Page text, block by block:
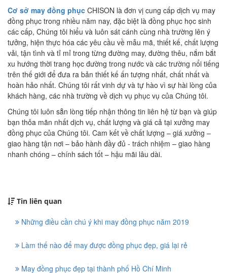
Cơ sở may đồng phục CHISON là đơn vị cung cấp dịch vụ may
đồng phục trong nhiều năm nay, đặc biệt là đồng phục học sinh
các cấp, Chúng tôi hiểu và luôn sát cánh cùng nhà trường lên ý
tưởng, hiện thực hóa các yêu cầu về mẫu mã, thiết kế, chất lượng
vải, tận tình và tỉ mỉ trong từng đường may, đường thêu, nắm bắt
xu hướng thời trang học đường trong nước và các trường nổi tiếng
trên thế giới để đưa ra bản thiết kế ấn tượng nhất, chất nhất và
hoàn hảo nhất. Chúng tôi rất vinh dự và tự hào vì sự hài lòng của
khách hàng, các nhà trường về dịch vụ phục vụ của Chúng tôi.
Chúng tôi luôn sẵn lòng tiếp nhận thông tin liên hệ từ bạn và giúp
bạn thỏa mãn nhất dịch vụ, chất lượng và giá cả tại xưởng may
đồng phục của Chúng tôi. Cam kết về chất lượng – giá xưởng –
giao hàng tận nơi – bảo hành đầy đủ - trách nhiệm – giao hàng
nhanh chóng – chính sách tốt – hậu mãi lâu dài.
Tin liên quan
Những điều cần chú ý khi may đồng phục năm 2019
Làm thế nào để may được đồng phục đẹp, giá lại rẻ
May đồng phục đẹp tại thành phố Hồ Chí Minh